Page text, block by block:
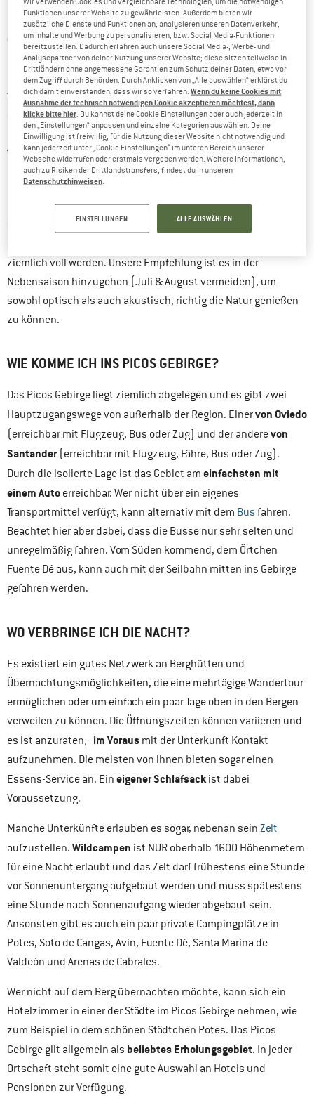
und es befinden sich auf seiner geringen Fläche200 Gipfel, die
über 2000 m in die Höhe ragen(höchster Gipfel: Torre de
Cerredo 2648 m). Das Gebiet erstreckt sich über die drei
Provinzen Asturien, Kantabrien und Kastilien-Leon. Seltene
Tierarten, wie derBraunbär, iberischer Wolf oder der Rothirsch
sind hier, wenn auch sehr rar und selten zu sehen, zu Hause.
Ausgestattet mit zahlreichenWander-, Kletterrouten und auch
Klettersteigen(Via Ferrata), bietet das Picos de Europa für
Bergliebhaber einiges an
Essen geht und gemütlich durch kleine idyllische Gassen
schlendert, kommt hier auf seine Kosten. Das bekommt man in
ziemlich voll werden. Unsere Empfehlung ist es in der
Nebensaison hinzugehen (Juli & August vermeiden), um
sowohl optisch als auch akustisch, richtig die Natur genießen
zu können.
WIE KOMME ICH INS PICOS GEBIRGE?
Das Picos Gebirge liegt ziemlich abgelegen und es gibt zwei
Hauptzugangswege von außerhalb der Region. Einervon Oviedo
(erreichbar mit Flugzeug, Bus oder Zug) und der anderevon
Santander(erreichbar mit Flugzeug, Fähre, Bus oder Zug).
Durch die isolierte Lage ist das Gebiet am einfachsten mit
einem Auto erreichbar. Wer nicht über ein eigenes
Transportmittel verfügt, kann alternativ mit dem Bus fahren.
Beachtet hier aber dabei, dass die Busse nur sehr selten und
unregelmäßig fahren. Vom Süden kommend, dem Örtchen
Fuente Dé aus, kann auch mit der Seilbahn mitten ins Gebirge
gefahren werden.
WO VERBRINGE ICH DIE NACHT?
Es existiert ein gutes Netzwerk an Berghütten und
Übernachtungsmöglichkeiten, die eine mehrtägige Wandertour
ermöglichen oder um einfach ein paar Tage oben in den Bergen
verweilen zu können. Die Öffnungszeiten können variieren und
es ist anzuraten, im Voraus mit der Unterkunft Kontakt
aufzunehmen. Die meisten von ihnen bieten sogar einen
Essens-Service an. Ein eigener Schlafsack ist dabei
Voraussetzung.
Manche Unterkünfte erlauben es sogar, nebenan sein Zelt
aufzustellen. Wildcampen ist NUR oberhalb 1600 Höhenmetern
für eine Nacht erlaubt und das Zelt darf frühestens eine Stunde
vor Sonnenuntergang aufgebaut werden und muss spätestens
eine Stunde nach Sonnenaufgang wieder abgebaut sein.
Ansonsten gibt es auch ein paar private Campingplätze in
Potes, Soto de Cangas, Avin, Fuente Dé, Santa Marina de
Valdeón und Arenas de Cabrales.
Wer nicht auf dem Berg übernachten möchte, kann sich ein
Hotelzimmer in einer der Städte im Picos Gebirge nehmen, wie
zum Beispiel in dem schönen Städtchen Potes. Das Picos
Gebirge gilt allgemein als beliebtes Erholungsgebiet. In jeder
Ortschaft steht somit eine gute Auswahl an Hotels und
Pensionen zur Verfügung.
Funktionen unserer Website zu gewährleisten. Außerdem bieten wir
zusätzliche Dienste und Funktionen an, analysieren unseren Datenverkehr,
um Inhalte und Werbung zu personalisieren, bzw. Social Media-Funktionen
bereitzustellen. Dadurch erfahren auch unsere Social Media-, Werbe- und
Analysepartner von deiner Nutzung unserer Website; diese sitzen teilweise in
Drittländern ohne angemessene Garantien zum Schutz deiner Daten, etwa vor
dem Zugriff durch Behörden. Durch Anklicken von „Alle auswählen“ erklärst du
dich damit einverstanden, dass wir so verfahren.Wenn du keine Cookies mit
Ausnahme der technisch notwendigen Cookie akzeptieren möchtest, dann
klicke bitte hier . Du kannst deine Cookie Einstellungen aber auch jederzeit in
den „Einstellungen“ anpassen und einzelne Kategorien auswählen. Deine
Einwilligung ist freiwillig, für die Nutzung dieser Website nicht notwendig und
kann jederzeit unter „Cookie Einstellungen“ im unteren Bereich unserer
Webseite widerrufen oder erstmals vergeben werden. Weitere Informationen,
auch zu Risiken der Drittlandstransfers, findest du in unseren
Datenschutzhinweisen
EINSTELLUNGEN ALLE AUSWÄHLEN